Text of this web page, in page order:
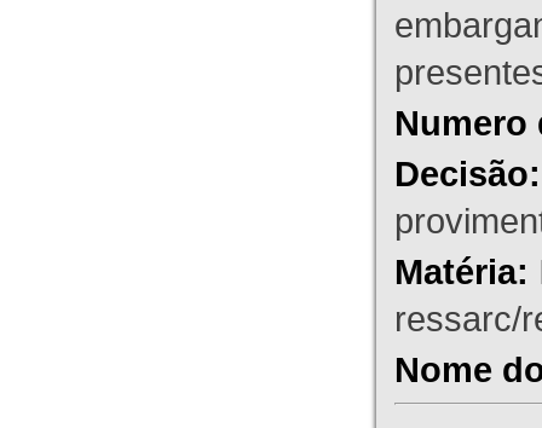
Numero
Decisão:
Matéria:
ressarc/
Nome